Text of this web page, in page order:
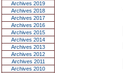
Archives 2019
Archives 2018
Archives 2017
Archives 2016
Archives 2015
Archives 2014
Archives 2013
Archives 2012
Archives 2011
Archives 2010